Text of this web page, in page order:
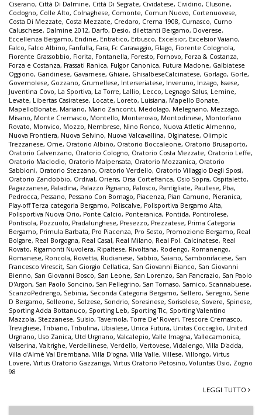
Ciserano, Città Di Dalmine, Città Di Segrate, Cividatese, Cividino, Clusone,
Codogno, Colle Alto, Colnaghese, Comonte, Comun Nuovo, Cortenuovese,
Costa Di Mezzate, Costa Mezzate, Credaro, Crema 1908, Curnasco, Curno
Caluschese, Dalmine 2012, Darfo, Desio, dilettanti Bergamo, Doverese,
Eccellenza Bergamo, Endine, Entratico, Erbusco, Excelsior, Excelsior Vaiano,
Falco, Falco Albino, Fanfulla, Fara, Fc Caravaggio, Filago, Fiorente Colognola,
Fiorente Grassobbio, Fiorita, Fontanella, Foresto, Fornovo, Forza & Costanza,
Forza e Costanza, Frassati Ranica, Fulgor Canonica, Futura Madone, Galbiatese
Oggiono, Gandinese, Gavarnese, Ghiaie, GhisalbeseCalcinatese, Gorlago, Gorle,
Governolese, Gozzano, Grumellese, Interseriatese, Inveruno, Inzago, Issese,
Juventina Covo, La Sportiva, La Torre, Lallio, Lecco, Legnago Salus, Lemine,
Levate, Libertas Casiratese, Locate, Loreto, Luisiana, Mapello Bonate,
MapelloBonate, Mariano, Mario Zanconti, Medolago, Melegnano, Mezzago,
Misano, Monte Cremasco, Montello, Monterosso, Montodinese, Montorfano
Rovato, Monvico, Mozzo, Nembrese, Nino Ronco, Nuova Atletic Almenno,
Nuova Frontiera, Nuova Selvino, Nuova Valcavallina, Olginatese, Olimpic
Trezzanese, Ome, Oratorio Albino, Oratorio Boccaleone, Oratorio Brusaporto,
Oratorio Calvenzano, Oratorio Cologno, Oratorio Costa Mezzate, Oratorio Leffe,
Oratorio Maclodio, Oratorio Malpensata, Oratorio Mozzanica, Oratorio
Sabbioni, Oratorio Stezzano, Oratorio Verdello, Oratorio Villaggio Degli Sposi,
Oratorio Zandobbio, Ordival, Oriens, Orsa Cortefranca, Osio Sopra, Ospitaletto,
Pagazzanese, Paladina, Palazzo Pignano, Palosco, Pantigliate, Paullese, Pba,
Pedrocca, Pessano, Pessano Con Bornago, Piacenza, Pian Camuno, Pieranica,
Play-off Terza categoria Bergamo, Poliscalve, Polisportiva Bergamo Alta,
Polisportiva Nuova Orio, Ponte Calcio, Ponteranica, Pontida, Pontirolese,
Pontisola, Pozzuolo, Pradalunghese, Presezzo, Prezzatese, Prima Categoria
Bergamo, Primula Barbata, Pro Piacenza, Pro Sesto, Promozione Bergamo, Real
Bolgare, Real Borgogna, Real Casal, Real Milano, Real Pol. Calcinatese, Real
Rovato, Rigamonti Nuvolera, Ripaltese, Rivoltana, Rodengo, Romanengo,
Romanese, Roncola, Rovetta, Rudianese, Sabbio, Saiano, Sambonifacese, San
Francesco Virescit, San Giorgio Cellatica, San Giovanni Bianco, San Giovanni
Bienno, San Giovanni Bosco, San Leone, San Lorenzo, San Pancrazio, San Paolo
D'Argon, San Paolo Soncino, San Pellegrino, San Tomaso, Sarnico, Scannabuese,
ScanzoPedrengo, Sebinia, Seconda Categoria Bergamo, Sellero, Seregno, Serie
D Bergamo, Solleone, Solzese, Sondrio, Soresinese, Sorisolese, Sovere, Spinese,
Sporting Adda Bottanuco, Sporting Leb, Sporting Tlc, Sporting Valentino
Mazzola, Stezzanese, Suisio,Tavernola,Torre De' Roveri,Trescore Cremasco,
Trevigliese,Tribiano,Tribulina, Ubialese, Unica Futura, Unitas Coccaglio, United
Urgnano, Uso Zanica, Utd Urgnano, Valcalepio, Valle Imagna, Vallecamonica,
Valserina, Valtrighe, Verdellinese, Verdello, Vertovese, Vidalengo, Villa D'adda,
Villa d'Almè Val Brembana, Villa D'ogna, Villa Valle, Villese, Villongo, Virtus
Lovere, Virtus Oratorio Gazzaniga, Virtus Oratorio Petosino, Voluntas Osio, Zogno
98
LEGGI TUTTO